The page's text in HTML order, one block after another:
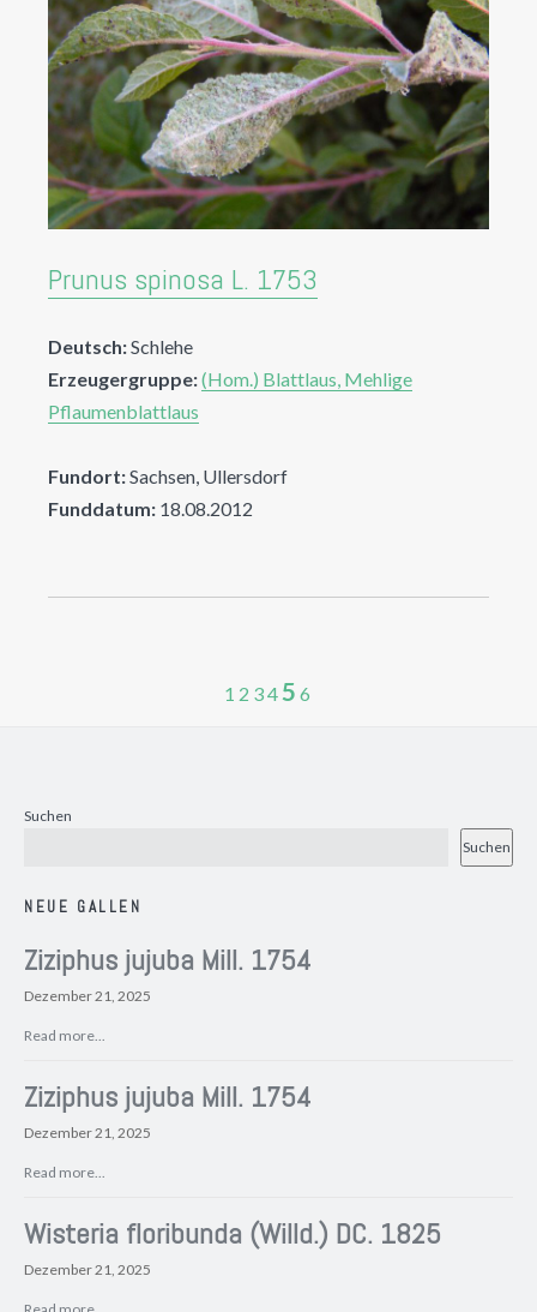
Prunus spinosa L. 1753
Deutsch:Schlehe
Erzeugergruppe:(Hom.) Blattlaus, Mehlige
Pflaumenblattlaus
Fundort:Sachsen, Ullersdorf
Funddatum: 18.08.2012
1 2 345 6
Suchen
Suchen
NEUE GALLEN
Ziziphus jujuba Mill. 1754
Dezember 21, 2025
Read more...
Ziziphus jujuba Mill. 1754
Dezember 21, 2025
Read more...
Wisteria floribunda (Willd.) DC. 1825
Dezember 21, 2025